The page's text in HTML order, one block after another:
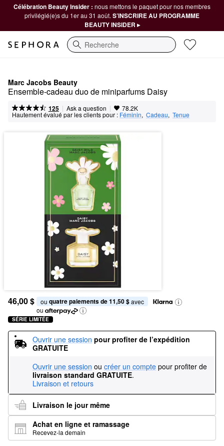
Célébration Beauty Insider : nous mettons le paquet pour nos membres
privilégié(e)s du 1er au 31 août. S’INSCRIRE AU PROGRAMME
BEAUTY INSIDER ▸
Recherche
Marc Jacobs Beauty
Ensemble-cadeau duo de miniparfums Daisy
125 | Ask a question | 78.2K
Hautement évalué par les clients pour : Féminin, Cadeau, Tenue
46,00 $ ou quatre paiements de 11,50 $ avec
ou
SÉRIE LIMITÉE
Ouvrir une session pour profiter de l’expédition
GRATUITE
Ouvrir une session ou créer un compte pour profiter de
livraison standard GRATUITE.
Livraison et retours
Livraison le jour même
Achat en ligne et ramassage
Recevez-la demain